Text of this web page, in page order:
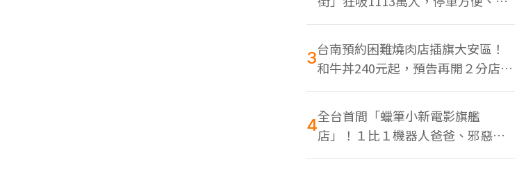
色美食多
3台南預約困難燒肉店插旗大安區！
和牛丼240元起，預告再開２分店、
地點曝光
4全台首間「蠟筆小新電影旗艦
店」！１比１機器人爸爸、邪惡正
男，百款周邊買翻